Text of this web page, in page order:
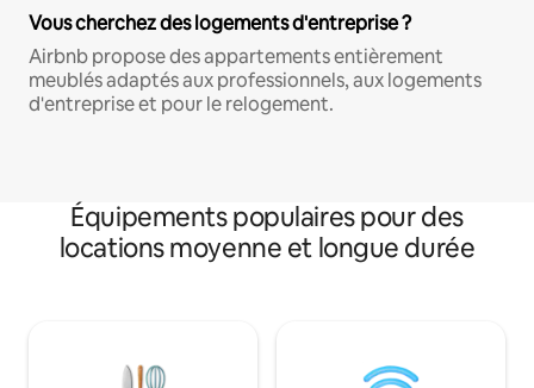
Vous cherchez des logements d'entreprise ?
Airbnb propose des appartements entièrement
meublés adaptés aux professionnels, aux logements
d'entreprise et pour le relogement.
Équipements populaires pour des
locations moyenne et longue durée